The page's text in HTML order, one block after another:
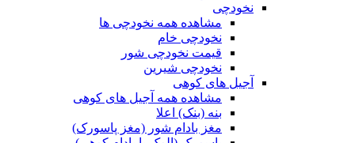
نخودچی
مشاهده همه نخودچی ها
نخودچی خام
قیمت نخودچی شور
نخودچی شیرین
آجیل های کوهی
مشاهده همه آجیل های کوهی
بنه (بنک) اعلا
مغز بادام شور (مغز پاسورک)